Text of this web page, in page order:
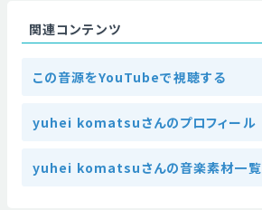
関連コンテンツ
この音源をYouTubeで視聴する
yuhei komatsuさんのプロフィール
yuhei komatsuさんの音楽素材一覧